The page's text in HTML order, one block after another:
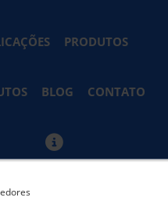
PRODUTOS
BLOG CONTATO